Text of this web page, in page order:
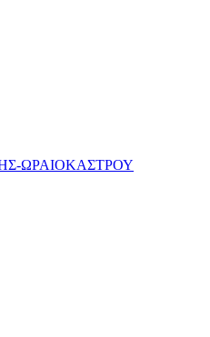
ΩΡΑΙΟΚΑΣΤΡΟΥ